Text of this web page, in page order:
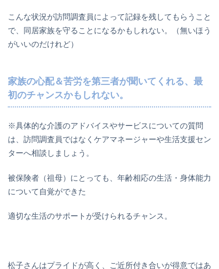
こんな状況が訪問調査員によって記録を残してもらうこと
で、同居家族を守ることになるかもしれない。（無いほう
がいいのだけれど）
家族の心配＆苦労を第三者が聞いてくれる、最
初のチャンスかもしれない。
※具体的な介護のアドバイスやサービスについての質問
は、訪問調査員ではなくケアマネージャーや生活支援セン
ターへ相談しましょう。
被保険者（祖母）にとっても、年齢相応の生活・身体能力
について自覚ができた
適切な生活のサポートが受けられるチャンス。
松子さんはプライドが高く、ご近所付き合いが得意ではあ